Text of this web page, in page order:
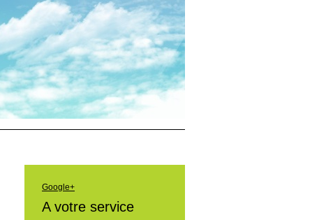
Google+
A votre service